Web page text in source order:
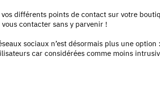
différents points de contact sur votre
contacter sans y parvenir !
sociaux n’est désormais plus une
car considérées comme moins